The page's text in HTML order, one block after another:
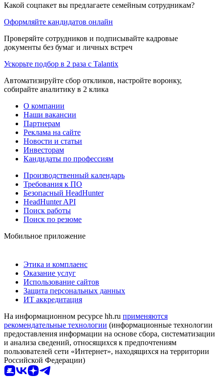
Какой соцпакет вы предлагаете семейным сотрудникам?
Оформляйте кандидатов онлайн
Проверяйте сотрудников и подписывайте кадровые
документы без бумаг и личных встреч
Ускорьте подбор в 2 раза с Talantix
Автоматизируйте сбор откликов, настройте воронку,
собирайте аналитику в 2 клика
О компании
Наши вакансии
Партнерам
Реклама на сайте
Новости и статьи
Инвесторам
Кандидаты по профессиям
Производственный календарь
Требования к ПО
Безопасный HeadHunter
HeadHunter API
Поиск работы
Поиск по резюме
Мобильное приложение
Этика и комплаенс
Оказание услуг
Использование сайтов
Защита персональных данных
ИТ аккредитация
На информационном ресурсе hh.ru применяются
рекомендательные технологии (информационные технологии
предоставления информации на основе сбора, систематизации
и анализа сведений, относящихся к предпочтениям
пользователей сети «Интернет», находящихся на территории
Российской Федерации)